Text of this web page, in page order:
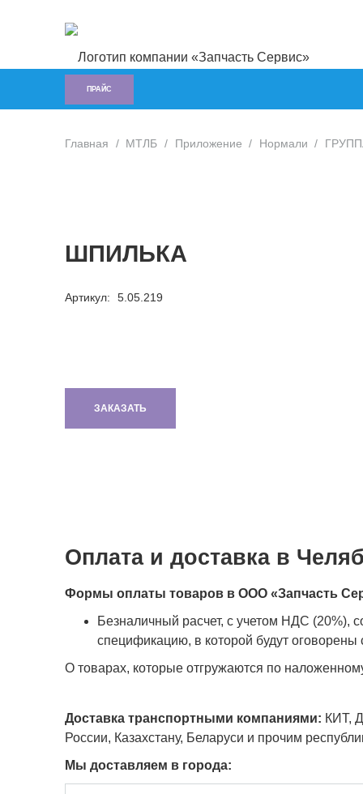
ПРАЙС
Главная / МТЛБ / Приложение / Нормали /
ШПИЛЬКА
Артикул: 5.05.219
ЗАКАЗАТЬ
Оплата и доставка в
Формы оплаты товаров в ООО «Запчасть
Безналичный расчет, с учетом НДС (20%),
спецификацию, в которой будут оговорены
О товарах, которые отгружаются по
Доставка транспортными компаниями: КИТ,
России, Казахстану, Беларуси и прочим
Мы доставляем в города: